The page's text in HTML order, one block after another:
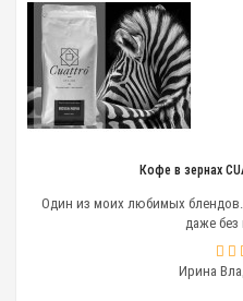
Кофе в зернах
Один из моих любимых
даже без
Ирина